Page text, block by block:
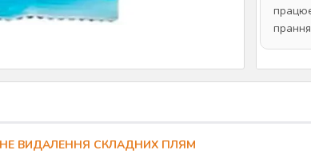
ВИДАЛЕННЯ СКЛАДНИХ ПЛЯМ